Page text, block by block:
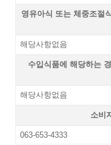
영유아식 또는 체중조절
해당사항없음
수입식품에 해당하는
해당사항없음
소비
063-653-4333